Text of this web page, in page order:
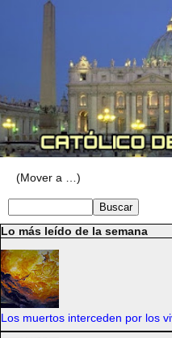
Lo más leído de la semana
Los muertos interceden por los